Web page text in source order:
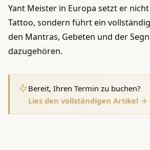
Yant Meister in Europa setzt er
Tattoo, sondern führt ein
den Mantras, Gebeten und der
dazugehören.
Bereit, Ihren Termin zu buchen?
Lies den vollständigen Artikel →